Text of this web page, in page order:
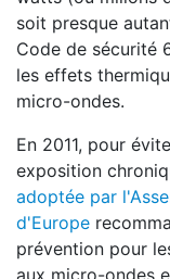
soit presque
Code de sécurité
les effets
micro-ondes.
En 2011, pour
exposition
adoptée par
d'Europe
prévention pour
aux micro-ondes